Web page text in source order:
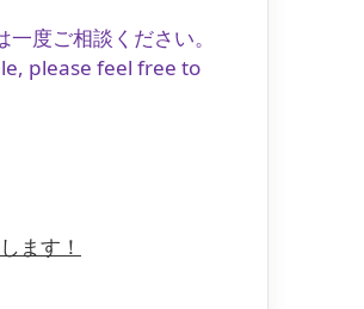
度ご相談ください。
please feel free to
ます！